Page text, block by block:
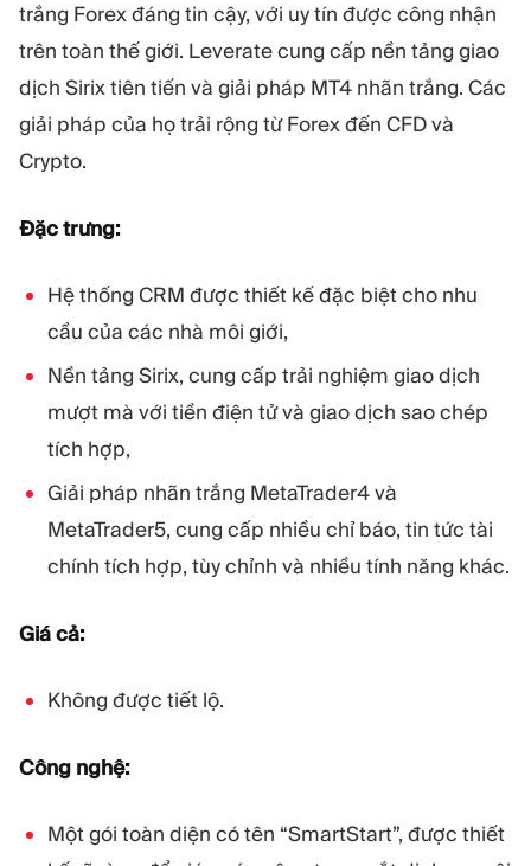
trắng Forex đáng tin cậy, với uy tín được công nhận
trên toàn thế giới. Leverate cung cấp nền tảng giao
dịch Sirix tiên tiến và giải pháp MT4 nhãn trắng. Các
giải pháp của họ trải rộng từ Forex đến CFD và
Crypto.
Đặc trưng:
Hệ thống CRM được thiết kế đặc biệt cho nhu
cầu của các nhà môi giới,
Nền tảng Sirix, cung cấp trải nghiệm giao dịch
mượt mà với tiền điện tử và giao dịch sao chép
tích hợp,
Giải pháp nhãn trắng MetaTrader4 và
MetaTrader5, cung cấp nhiều chỉ báo, tin tức tài
chính tích hợp, tùy chỉnh và nhiều tính năng khác.
Giá cả:
Không được tiết lộ.
Công nghệ:
Một gói toàn diện có tên “SmartStart”, được thiết